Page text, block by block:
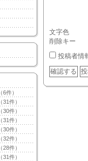
（6件）
（31件）
（30件）
（31件）
（30件）
（32件）
（28件）
（31件）
文字色
削除キー
投稿者情